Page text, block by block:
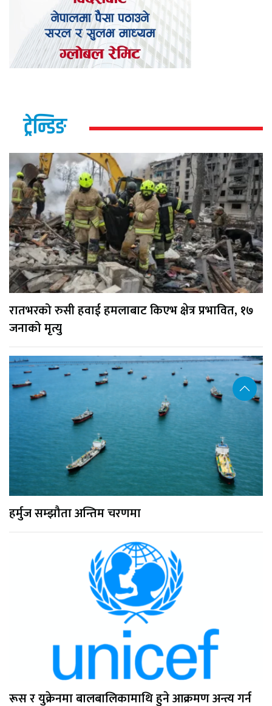
ट्रेन्डिङ
रातभरको रुसी हवाई हमलाबाट किएभ क्षेत्र प्रभावित, १७
जनाको मृत्यु
हर्मुज सम्झौता अन्तिम चरणमा
रूस र युक्रेनमा बालबालिकामाथि हुने आक्रमण अन्त्य गर्न